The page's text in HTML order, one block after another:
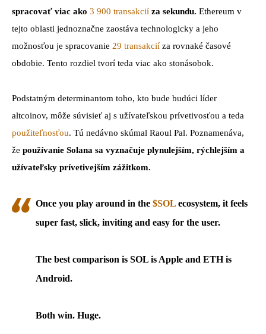
spracovať viac ako 3 900 transakcií za sekundu. Ethereum v
tejto oblasti jednoznačne zaostáva technologicky a jeho
možnosťou je spracovanie 29 transakcií za rovnaké časové
obdobie. Tento rozdiel tvorí teda viac ako stonásobok.
Podstatným determinantom toho, kto bude budúci líder
altcoinov, môže súvisieť aj s užívateľskou prívetivosťou a teda
použiteľnosťou. Tú nedávno skúmal Raoul Pal. Poznamenáva,
že používanie Solana sa vyznačuje plynulejším, rýchlejším a
užívateľsky prívetivejším zážitkom.
Once you play around in the $SOL ecosystem, it feels
super fast, slick, inviting and easy for the user.
The best comparison is SOL is Apple and ETH is
Android.
Both win. Huge.